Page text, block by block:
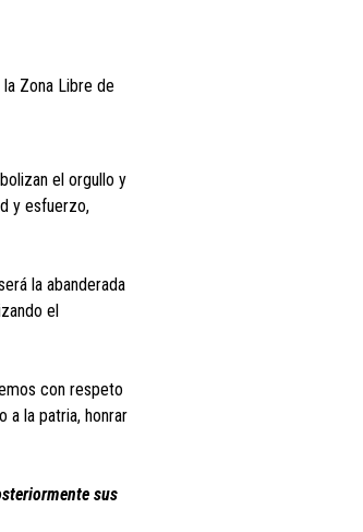
Zona Libre de
el orgullo y
y esfuerzo,
la abanderada
el
con respeto
a la patria, honrar
sus